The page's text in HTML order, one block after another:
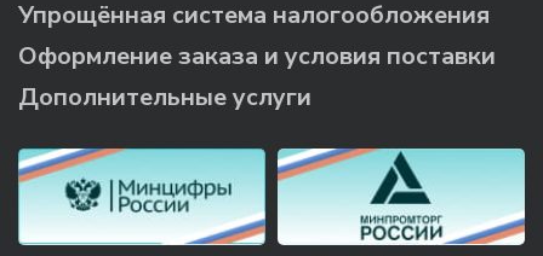
Упрощённая система налогообложения
Оформление заказа и условия поставки
Дополнительные услуги